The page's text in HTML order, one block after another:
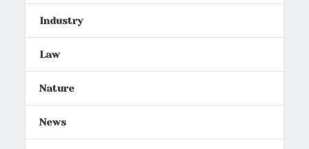
Industry
Law
Nature
News